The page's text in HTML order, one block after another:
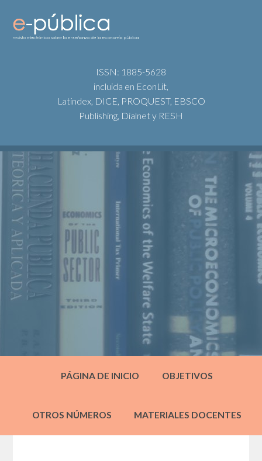
ISSN: 1885-5628
incluida en EconLit,
Latindex, DICE, PROQUEST, EBSCO
Publishing, Dialnet y RESH
PÁGINA DE INICIO OBJETIVOS
OTROS NÚMEROS MATERIALES DOCENTES